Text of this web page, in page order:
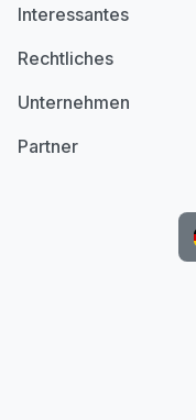
Interessantes
Rechtliches
Unternehmen
Partner